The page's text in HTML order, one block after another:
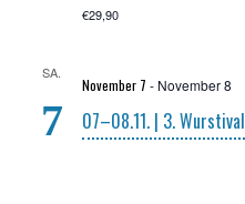
€29,90
SA.
7 07–08.11. | 3. Wurstival
November 7 - November 8